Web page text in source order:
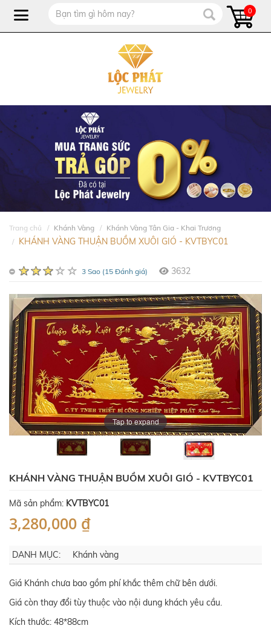
0
Trang chủ Khánh Vàng Khánh Vàng Tân Gia - Khai Trương
KHÁNH VÀNG THUẬN BUỒM XUÔI GIÓ - KVTBYC01
3 Sao (15 Đánh giá) 3632
Tap to expand
KHÁNH VÀNG THUẬN BUỒM XUÔI GIÓ - KVTBYC01
Mã sản phẩm: KVTBYC01
3,280,000 ₫
DANH MỤC: Khánh vàng
Giá Khánh chưa bao gồm phí khắc thêm chữ bên dưới.
Giá còn thay đổi tùy thuộc vào nội dung khách yêu cầu.
Kích thước: 48*88cm